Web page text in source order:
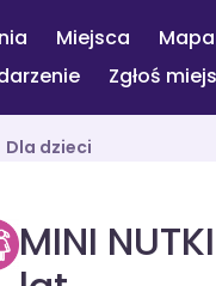
Miejsca Mapa
Zgłoś
Dla dzieci
MINI